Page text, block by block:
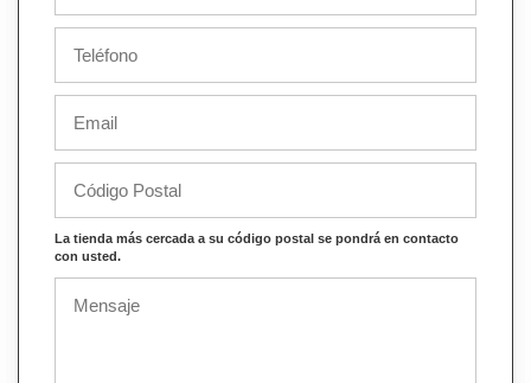
La tienda más cercada a su código postal se pondrá en contacto
con usted.